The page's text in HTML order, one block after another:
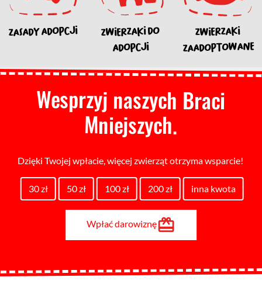
ZASADY ADOPCJI ZWIERZAKI DO
ADOPCJI
ZWIERZAKI
ZAADOPTOWANE
Wesprzyj naszych Braci
Mniejszych.
Dzięki Twojej wpłacie, więcej zwierząt otrzyma wsparcie!
30 zł 50 zł 100 zł 200 zł inna kwota
Wpłać darowiznę